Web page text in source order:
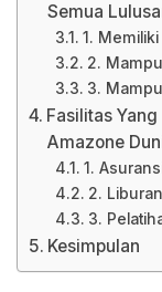
Semua
1.
2.
3.
Fasilitas
Amazone
1.
2.
3.
Kesimpulan